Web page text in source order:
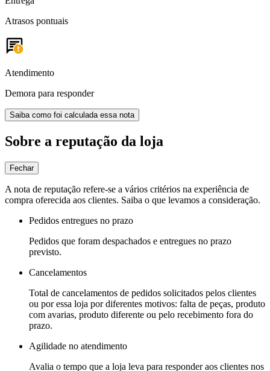
Atrasos pontuais
Atendimento
Demora para responder
Saiba como foi calculada essa nota
Sobre a reputação da loja
Fechar
A nota de reputação refere-se a vários critérios na experiência de
compra oferecida aos clientes. Saiba o que levamos a consideração.
Pedidos entregues no prazo
Pedidos que foram despachados e entregues no prazo
previsto.
Cancelamentos
Total de cancelamentos de pedidos solicitados pelos clientes
ou por essa loja por diferentes motivos: falta de peças, produto
com avarias, produto diferente ou pelo recebimento fora do
prazo.
Agilidade no atendimento
Avalia o tempo que a loja leva para responder aos clientes nos